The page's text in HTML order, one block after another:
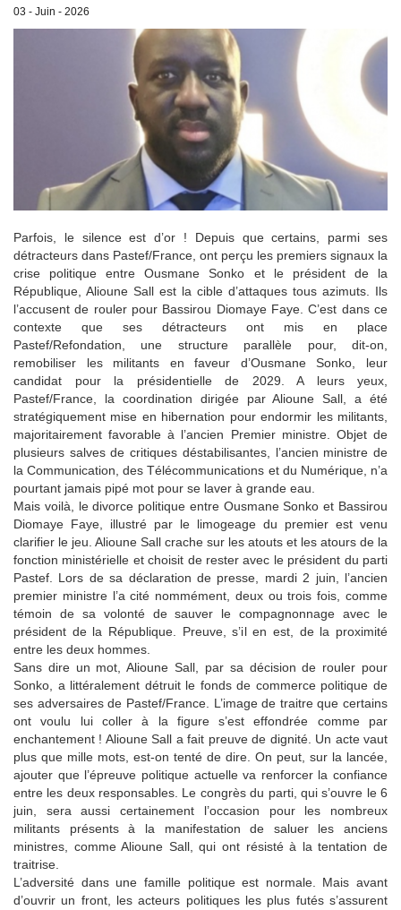
03 - Juin - 2026
Parfois, le silence est d’or ! Depuis que certains, parmi ses
détracteurs dans Pastef/France, ont perçu les premiers signaux la
crise politique entre Ousmane Sonko et le président de la
République, Alioune Sall est la cible d’attaques tous azimuts. Ils
l’accusent de rouler pour Bassirou Diomaye Faye. C’est dans ce
contexte que ses détracteurs ont mis en place
Pastef/Refondation, une structure parallèle pour, dit-on,
remobiliser les militants en faveur d’Ousmane Sonko, leur
candidat pour la présidentielle de 2029. A leurs yeux,
Pastef/France, la coordination dirigée par Alioune Sall, a été
stratégiquement mise en hibernation pour endormir les militants,
majoritairement favorable à l’ancien Premier ministre. Objet de
plusieurs salves de critiques déstabilisantes, l’ancien ministre de
la Communication, des Télécommunications et du Numérique, n’a
pourtant jamais pipé mot pour se laver à grande eau.
Mais voilà, le divorce politique entre Ousmane Sonko et Bassirou
Diomaye Faye, illustré par le limogeage du premier est venu
clarifier le jeu. Alioune Sall crache sur les atouts et les atours de la
fonction ministérielle et choisit de rester avec le président du parti
Pastef. Lors de sa déclaration de presse, mardi 2 juin, l’ancien
premier ministre l’a cité nommément, deux ou trois fois, comme
témoin de sa volonté de sauver le compagnonnage avec le
président de la République. Preuve, s’il en est, de la proximité
entre les deux hommes.
Sans dire un mot, Alioune Sall, par sa décision de rouler pour
Sonko, a littéralement détruit le fonds de commerce politique de
ses adversaires de Pastef/France. L’image de traitre que certains
ont voulu lui coller à la figure s’est effondrée comme par
enchantement ! Alioune Sall a fait preuve de dignité. Un acte vaut
plus que mille mots, est-on tenté de dire. On peut, sur la lancée,
ajouter que l’épreuve politique actuelle va renforcer la confiance
entre les deux responsables. Le congrès du parti, qui s’ouvre le 6
juin, sera aussi certainement l’occasion pour les nombreux
militants présents à la manifestation de saluer les anciens
ministres, comme Alioune Sall, qui ont résisté à la tentation de
traitrise.
L’adversité dans une famille politique est normale. Mais avant
d’ouvrir un front, les acteurs politiques les plus futés s’assurent